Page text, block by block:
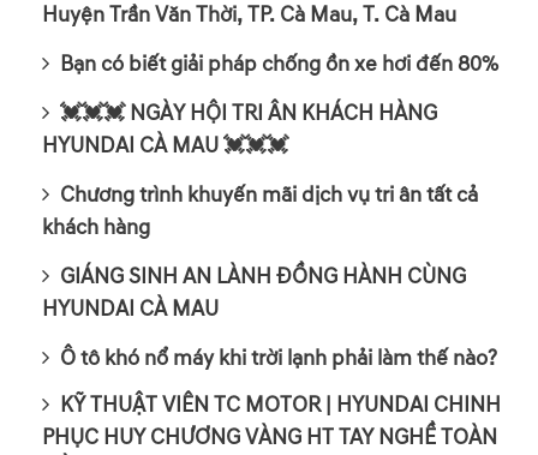
Huyện Trần Văn Thời, TP. Cà Mau, T. Cà Mau
Bạn có biết giải pháp chống ồn xe hơi đến 80%
💓💓💓 NGÀY HỘI TRI ÂN KHÁCH HÀNG
HYUNDAI CÀ MAU 💓💓💓
Chương trình khuyến mãi dịch vụ tri ân tất cả
khách hàng
GIÁNG SINH AN LÀNH ĐỒNG HÀNH CÙNG
HYUNDAI CÀ MAU
Ô tô khó nổ máy khi trời lạnh phải làm thế nào?
KỸ THUẬT VIÊN TC MOTOR | HYUNDAI CHINH
PHỤC HUY CHƯƠNG VÀNG HT TAY NGHỀ TOÀN